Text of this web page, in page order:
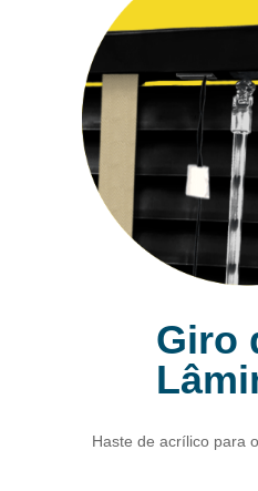
Giro
Haste de acrílico para